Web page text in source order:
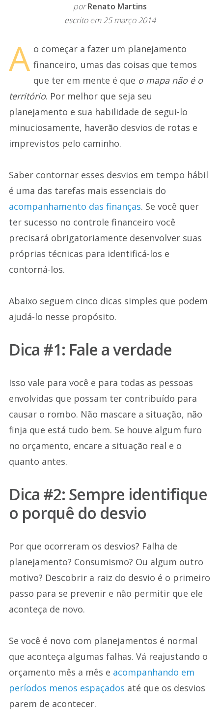
porRenato Martins
escrito em 25 março 2014
A o começar a fazer um planejamento
financeiro, umas das coisas que temos
que ter em mente é que o mapa não é o
território. Por melhor que seja seu
planejamento e sua habilidade de segui-lo
minuciosamente, haverão desvios de rotas e
imprevistos pelo caminho.
Saber contornar esses desvios em tempo hábil
é uma das tarefas mais essenciais do
acompanhamento das finanças. Se você quer
ter sucesso no controle financeiro você
precisará obrigatoriamente desenvolver suas
próprias técnicas para identificá-los e
contorná-los.
Abaixo seguem cinco dicas simples que podem
ajudá-lo nesse propósito.
Dica #1: Fale a verdade
Isso vale para você e para todas as pessoas
envolvidas que possam ter contribuído para
causar o rombo. Não mascare a situação, não
finja que está tudo bem. Se houve algum furo
no orçamento, encare a situação real e o
quanto antes.
Dica #2: Sempre identifique
o porquê do desvio
Por que ocorreram os desvios? Falha de
planejamento? Consumismo? Ou algum outro
motivo? Descobrir a raiz do desvio é o primeiro
passo para se prevenir e não permitir que ele
aconteça de novo.
Se você é novo com planejamentos é normal
que aconteça algumas falhas. Vá reajustando o
orçamento mês a mês e acompanhando em
períodos menos espaçados até que os desvios
parem de acontecer.